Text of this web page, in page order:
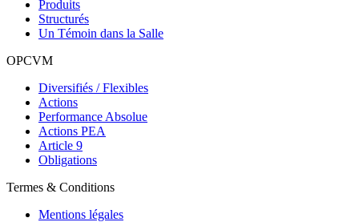
Produits
Structurés
Un Témoin dans la Salle
OPCVM
Diversifiés / Flexibles
Actions
Performance Absolue
Actions PEA
Article 9
Obligations
Termes & Conditions
Mentions légales